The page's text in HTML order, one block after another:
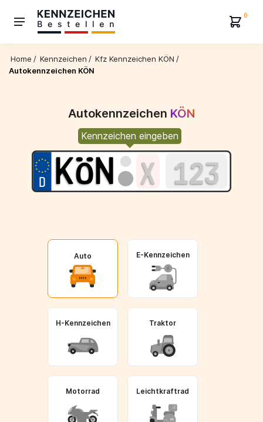
0
Home / Kennzeichen / Kfz Kennzeichen KÖN /
Autokennzeichen KÖN
Autokennzeichen KÖN
Kennzeichen eingeben
Auto E-Kennzeichen
H-Kennzeichen Traktor
Motorrad Leichtkraftrad